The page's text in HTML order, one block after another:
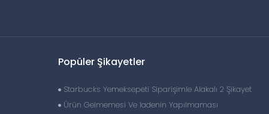
Popüler Şikayetler
Starbucks Yemeksepeti Siparişimle Alakalı 2 Şikayet
Ürün Gelmemesi Ve Iadenin Yapılmaması